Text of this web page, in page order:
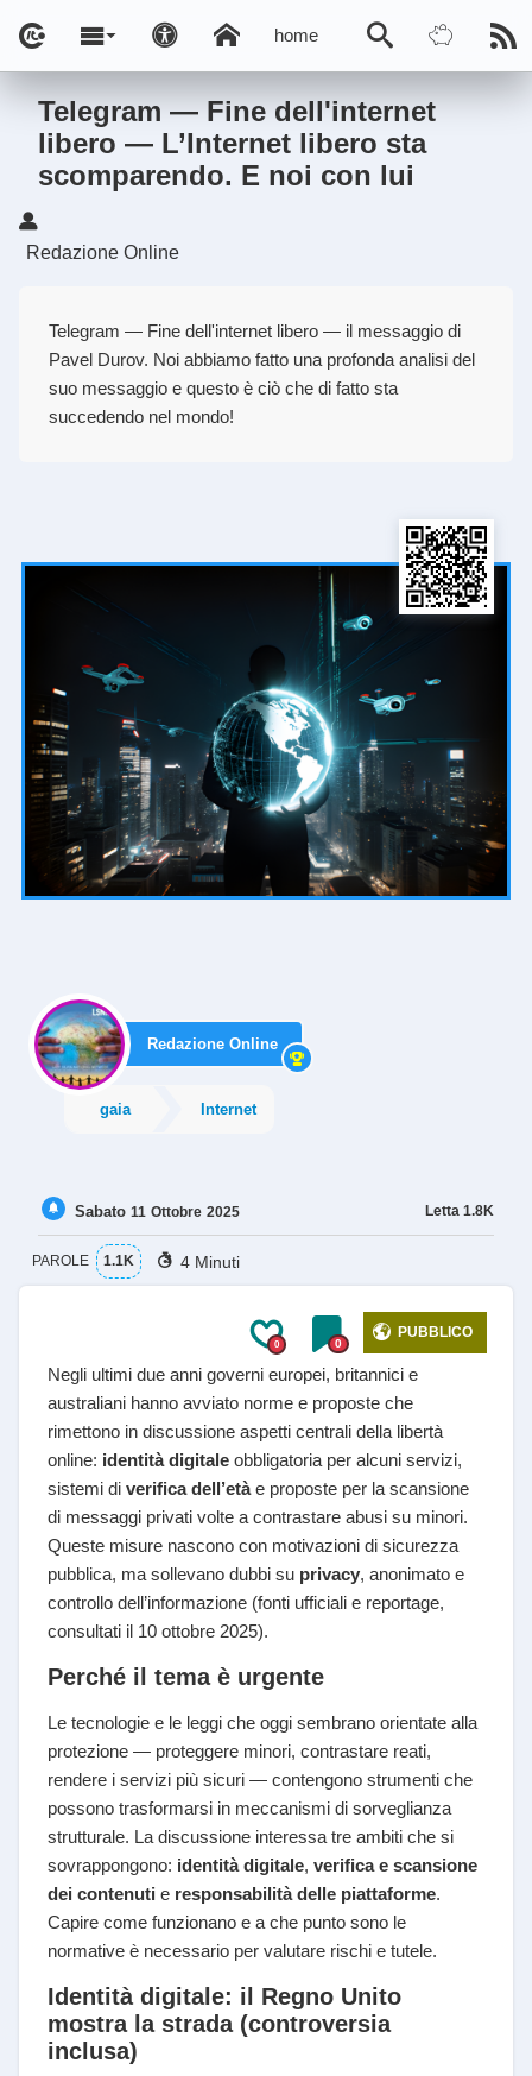
home
Telegram — Fine dell'internet
libero — L’Internet libero sta
scomparendo. E noi con lui
Redazione Online
Telegram — Fine dell'internet libero — il messaggio di
Pavel Durov. Noi abbiamo fatto una profonda analisi del
suo messaggio e questo è ciò che di fatto sta
succedendo nel mondo!
Redazione Online
gaia Internet
Letta 1.8K
Sabato 11 Ottobre 2025
PAROLE 1.1K 4 Minuti
0 0
PUBBLICO
Negli ultimi due anni governi europei, britannici e
australiani hanno avviato norme e proposte che
rimettono in discussione aspetti centrali della libertà
online: identità digitale obbligatoria per alcuni servizi,
sistemi di verifica dell’etàe proposte per la scansione
di messaggi privati volte a contrastare abusi su minori.
Queste misure nascono con motivazioni di sicurezza
pubblica, ma sollevano dubbi su privacy, anonimato e
controllo dell’informazione (fonti ufficiali e reportage,
consultati il 10 ottobre 2025).
Perché il tema è urgente
Le tecnologie e le leggi che oggi sembrano orientate alla
protezione — proteggere minori, contrastare reati,
rendere i servizi più sicuri — contengono strumenti che
possono trasformarsi in meccanismi di sorveglianza
strutturale. La discussione interessa tre ambiti che si
sovrappongono: identità digitale, verifica e scansione
dei contenuti e responsabilità delle piattaforme.
Capire come funzionano e a che punto sono le
normative è necessario per valutare rischi e tutele.
Identità digitale: il Regno Unito
mostra la strada (controversia
inclusa)